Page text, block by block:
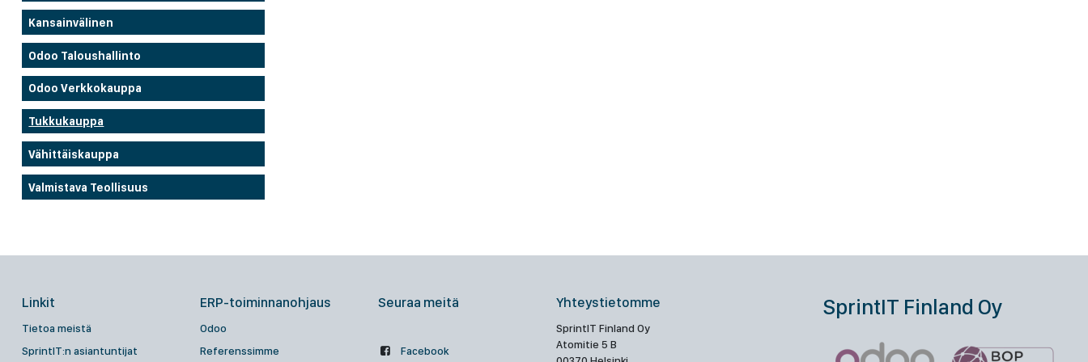
Kansainvälinen
Odoo Taloushallinto
Odoo Verkkokauppa
Tukkukauppa
Vähittäiskauppa
Valmistava Teollisuus
Linkit
Tietoa meistä
SprintIT:n asiantuntijat
ERP-toiminnanohjaus
Odoo
Referenssimme
Seuraa meitä
Facebook
Yhteystietomme
SprintIT Finland Oy
Atomitie 5 B
SprintIT Finland Oy